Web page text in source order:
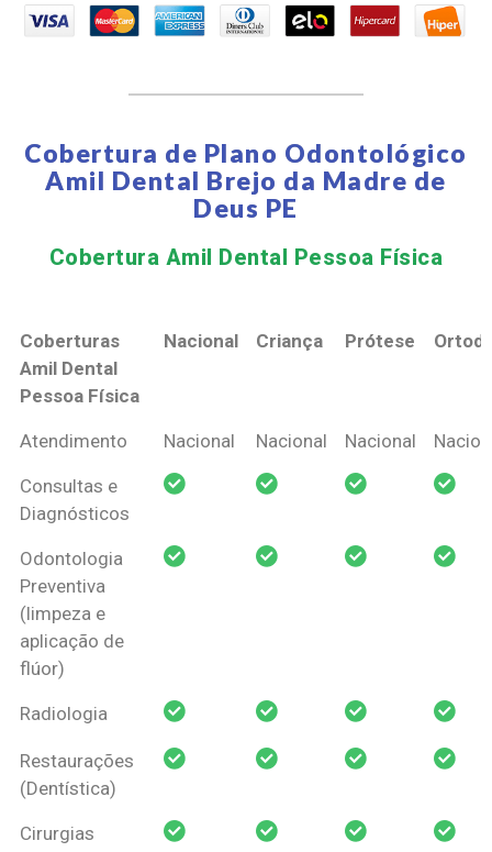
Cobertura de Plano Odontológico
Amil Dental Brejo da Madre de
Deus PE
Cobertura Amil Dental Pessoa Física​
Coberturas
Amil Dental
Pessoa Física
Nacional Criança Prótese
Coberturas
Pessoa Física
Nacional Criança Prótese
Atendimento Nacional Nacional Nacional
Consultas e
Diagnósticos
Odontologia
Preventiva
(limpeza e
aplicação de
flúor)
Radiologia
Restaurações
(Dentística)
Cirurgias